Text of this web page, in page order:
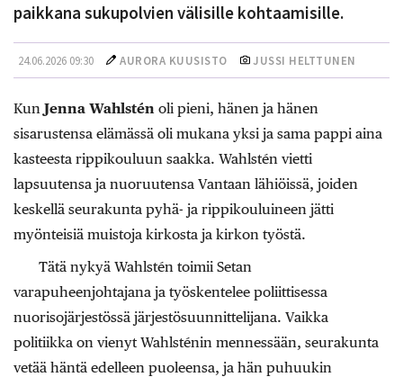
paikkana sukupolvien välisille kohtaamisille.
24.06.2026 09:30 AURORA KUUSISTO JUSSI HELTTUNEN
Kun Jenna Wahlstén oli pieni, hänen ja hänen
sisarustensa elämässä oli mukana yksi ja sama pappi aina
kasteesta rippikouluun saakka. Wahlstén vietti
lapsuutensa ja nuoruutensa Vantaan lähiöissä, joiden
keskellä seurakunta pyhä- ja rippikouluineen jätti
myönteisiä muistoja kirkosta ja kirkon työstä.
Tätä nykyä Wahlstén toimii Setan
varapuheenjohtajana ja työskentelee poliittisessa
nuorisojärjestössä järjestösuunnittelijana. Vaikka
politiikka on vienyt Wahlsténin mennessään, seurakunta
vetää häntä edelleen puoleensa, ja hän puhuukin